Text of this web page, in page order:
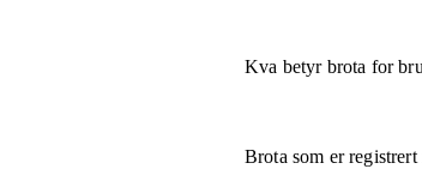
Kva betyr brota for
Brota som er